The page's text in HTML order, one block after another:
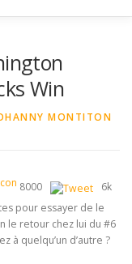
Win
MONTITON
8000
6k
pour essayer de le
le retour chez lui du #6
à quelqu’un d’autre ?